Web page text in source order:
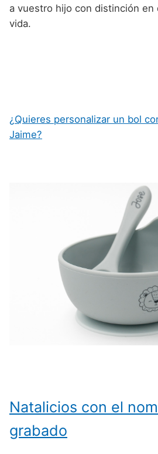
a vuestro hijo con distinción en
vida.
¿Quieres personalizar un bol
Jaime?
Natalicios con el
grabado